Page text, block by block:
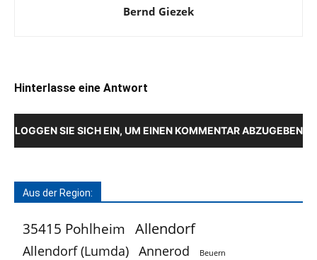
Bernd Giezek
Hinterlasse eine Antwort
LOGGEN SIE SICH EIN, UM EINEN KOMMENTAR ABZUGEBEN
Aus der Region:
35415 Pohlheim Allendorf
Allendorf (Lumda) Annerod Beuern